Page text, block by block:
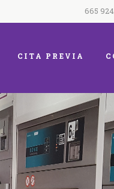
665
CITA PREVIA